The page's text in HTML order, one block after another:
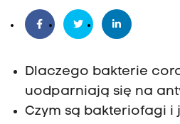
Dlaczego bakterie
uodparniają się na
Czym są bakteriofagi i